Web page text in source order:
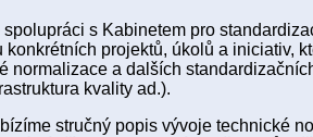
s Kabinetem pro
projektů, úkolů a iniciativ,
normalizace a dalších
kvality ad.).
stručný popis vývoje technické